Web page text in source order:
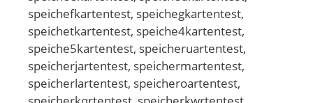
speichefkartentest, speichegkartentest,
speichetkartentest, speiche4kartentest,
speiche5kartentest, speicheruartentest,
speicherjartentest, speichermartentest,
speicherlartentest, speicheroartentest,